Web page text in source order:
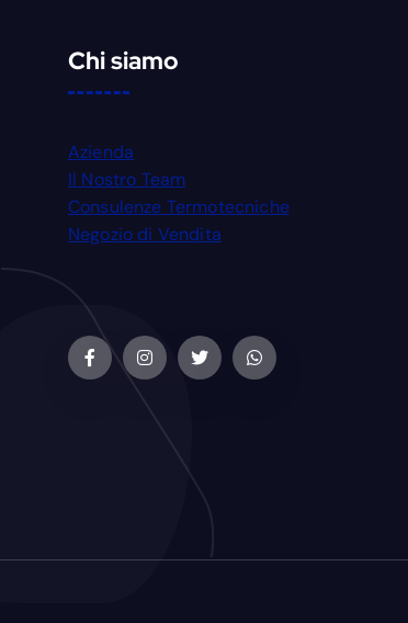
Chi siamo
Azienda
Il Nostro Team
Consulenze Termotecniche
Negozio di Vendita